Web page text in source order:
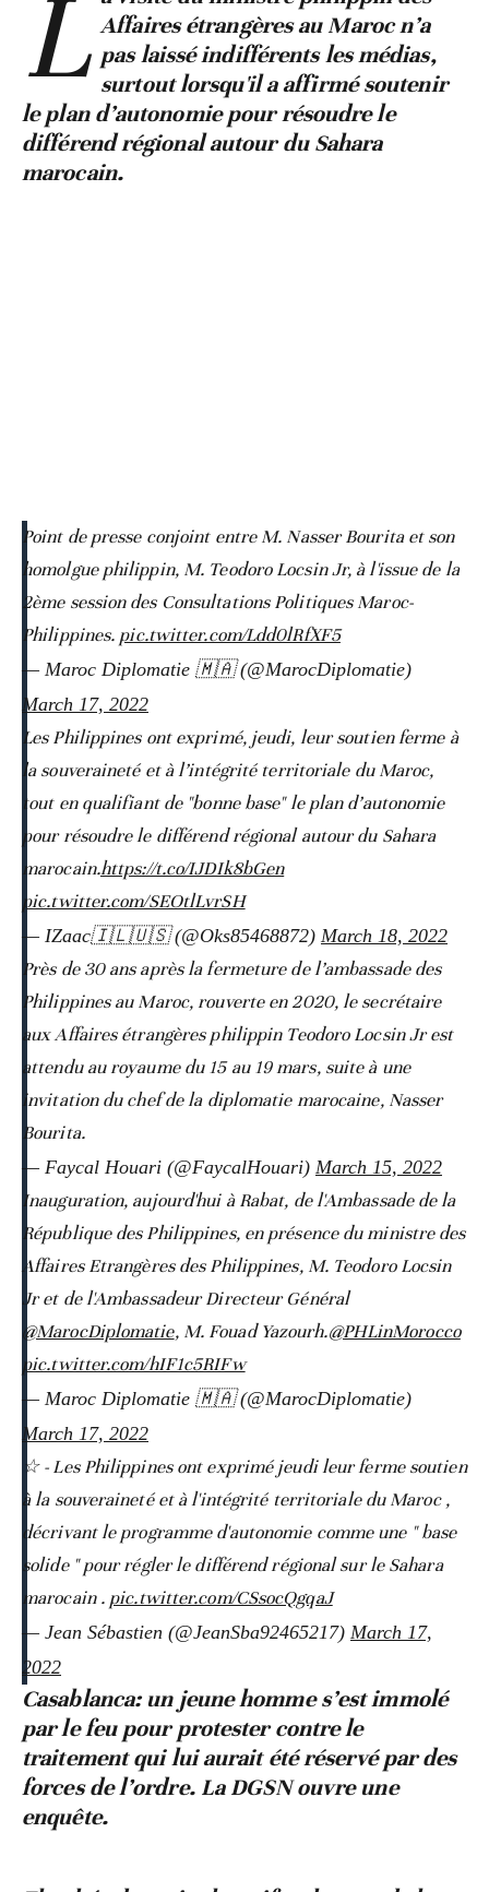
L Affaires étrangères au Maroc n’a
pas laissé indifférents les médias,
surtout lorsqu'il a affirmé soutenir
le plan d’autonomie pour résoudre le
différend régional autour du Sahara
marocain.
Point de presse conjoint entre M. Nasser Bourita et son
homolgue philippin, M. Teodoro Locsin Jr, à l'issue de la
2ème session des Consultations Politiques Maroc-
Philippines. pic.twitter.com/Ldd0lRfXF5
— Maroc Diplomatie 🇲🇦 (@MarocDiplomatie)
March 17, 2022
Les Philippines ont exprimé, jeudi, leur soutien ferme à
la souveraineté et à l’intégrité territoriale du Maroc,
tout en qualifiant de "bonne base" le plan d’autonomie
pour résoudre le différend régional autour du Sahara
marocain.https://t.co/IJDIk8bGen
pic.twitter.com/SEOtlLvrSH
— IZaac🇮🇱🇺🇸 (@Oks85468872) March 18, 2022
Près de 30 ans après la fermeture de l’ambassade des
Philippines au Maroc, rouverte en 2020, le secrétaire
aux Affaires étrangères philippin Teodoro Locsin Jr est
attendu au royaume du 15 au 19 mars, suite à une
invitation du chef de la diplomatie marocaine, Nasser
Bourita.
— Faycal Houari (@FaycalHouari) March 15, 2022
Inauguration, aujourd'hui à Rabat, de l'Ambassade de la
République des Philippines, en présence du ministre des
Affaires Etrangères des Philippines, M. Teodoro Locsin
Jr et de l'Ambassadeur Directeur Général
@MarocDiplomatie, M. Fouad Yazourh.@PHLinMorocco
pic.twitter.com/hIF1c5RIFw
— Maroc Diplomatie 🇲🇦 (@MarocDiplomatie)
March 17, 2022
☆ - Les Philippines ont exprimé jeudi leur ferme soutien
à la souveraineté et à l'intégrité territoriale du Maroc ,
décrivant le programme d'autonomie comme une " base
solide " pour régler le différend régional sur le Sahara
marocain . pic.twitter.com/CSsocQgqaJ
— Jean Sébastien (@JeanSba92465217) March 17,
2022
Casablanca: un jeune homme s’est immolé
par le feu pour protester contre le
traitement qui lui aurait été réservé par des
forces de l’ordre. La DGSN ouvre une
enquête.